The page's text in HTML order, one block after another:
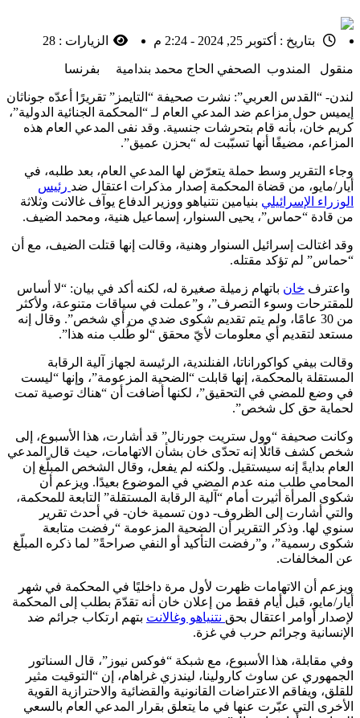
بتاريخ : أكتوبر 25, 2024 - 2:24 م الزيارات : 28
منقول المندوب الصحفي الحاج محمد بندامية بفرنسا
لندن- “القدس العربي”: نشرت صحيفة “التايمز” تقريرًا أعدّه جوناثان
إيميس حول مزاعم ضد المدعي العام لـ “المحكمة الجنائية الدولية”،
كريم خان، بأنه قام بتحرشات جنسية. وقد نفى المدعي العام هذه
المزاعم، مضيفًا أنها تسبّبت له “بحزن عميق”.
وجاء التقرير وسط حملة يتعرّض لها المدعي العام، بعد طلبه، في
أيار/مايو، من قضاة المحكمة إصدار مذكرات اعتقال ضد رئيس
الوزراء الإسرائيلي بنيامين نتنياهو ووزير الدفاع يوآف غالانت وثلاثة
من قادة “حماس”، يحيى السنوار، إسماعيل هنية، ومحمد الضيف.
وقد اغتالت إسرائيل السنوار وهنية، وقالت إنها قتلت الضيف، مع أن
“حماس” لم تؤكد مقتله.
واعترف خان باتهام زميلة صغيرة له، لكنه أكد في بيان: “لا أساس
للمقترحات وسوء التصرف”، و”عملت في سياقات متنوعة، ولأكثر
من 30 عامًا، ولم يتم تقديم شكوى ضدي من أي شخص”. وقال إنه
مستعد لتقديم أي معلومات لأيّ محقق “لو طُلب منه هذا”.
وقالت بيفي كواكوراناتا، الفنلندية، الرئيسة لجهاز آلية الرقابة
المستقلة بالمحكمة، إنها قابلت “الضحية المزعومة”، وإنها “ليست
في وضع للمضي في التحقيق”، لكنها أضافت أن “هناك توصية تمت
لحماية حق كل شخص”.
وكانت صحيفة “وول ستريت جورنال” قد أشارت، هذا الأسبوع، إلى
شخص كشف قائلًا إنه تحدّى خان بشأن الاتهامات، حيث قال المدعي
العام بدايةً إنه سيستقيل. ولكنه لم يفعل، وقال الشخص المبلّغ إن
المحامي طلب منه عدم المضي في الموضوع بعيدًا. ويزعم أن
شكوى المرأة أثيرت أمام “آلية الرقابة المستقلة” التابعة للمحكمة،
والتي أشارت إلى الظروف- دون تسمية خان- في أحدث تقرير
سنوي لها. وذكر التقرير أن الضحية المزعومة “رفضت متابعة
شكوى رسمية”، و”رفضت التأكيد أو النفي صراحةً” لما ذكره المبلّغ
عن المخالفات.
ويزعم أن الاتهامات ظهرت لأول مرة داخليًا في المحكمة في شهر
أيار/مايو، قبل أيام فقط من إعلان خان أنه تقدّمَ بطلب إلى المحكمة
لإصدار أوامر اعتقال بحق نتنياهو وغالانت بتهم ارتكاب جرائم ضد
الإنسانية وجرائم حرب في غزة.
وفي مقابلة، هذا الأسبوع، مع شبكة “فوكس نيوز”، قال السناتور
الجمهوري عن ساوث كارولينا، ليندزي غراهام، إن “التوقيت مثير
للقلق، ويفاقم الاعتراضات القانونية والقضائية والاحترازية القوية
الأخرى التي عبّرت عنها في ما يتعلق بقرار المدعي العام بالسعي